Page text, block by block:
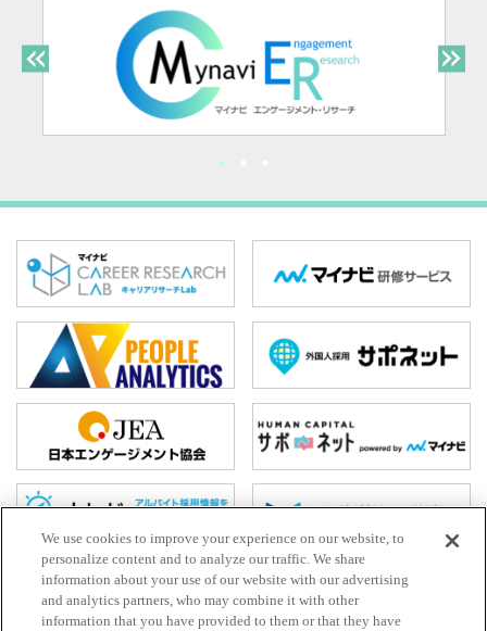
ホーム
We use cookies to improve your experience on our website, to
personalize content and to analyze our traffic. We share
information about your use of our website with our advertising
and analytics partners, who may combine it with other
information that you have provided to them or that they have